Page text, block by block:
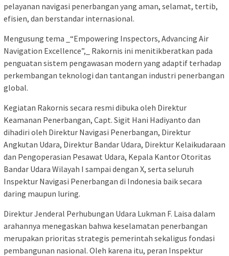
pelayanan navigasi penerbangan yang aman, selamat, tertib,
efisien, dan berstandar internasional.
Mengusung tema _“Empowering Inspectors, Advancing Air
Navigation Excellence”,_ Rakornis ini menitikberatkan pada
penguatan sistem pengawasan modern yang adaptif terhadap
perkembangan teknologi dan tantangan industri penerbangan
global.
Kegiatan Rakornis secara resmi dibuka oleh Direktur
Keamanan Penerbangan, Capt. Sigit Hani Hadiyanto dan
dihadiri oleh Direktur Navigasi Penerbangan, Direktur
Angkutan Udara, Direktur Bandar Udara, Direktur Kelaikudaraan
dan Pengoperasian Pesawat Udara, Kepala Kantor Otoritas
Bandar Udara Wilayah I sampai dengan X, serta seluruh
Inspektur Navigasi Penerbangan di Indonesia baik secara
daring maupun luring.
Direktur Jenderal Perhubungan Udara Lukman F. Laisa dalam
arahannya menegaskan bahwa keselamatan penerbangan
merupakan prioritas strategis pemerintah sekaligus fondasi
pembangunan nasional. Oleh karena itu, peran Inspektur